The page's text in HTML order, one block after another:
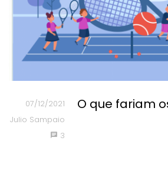
07/12/2021
Julio Sampaio
3
O que fariam